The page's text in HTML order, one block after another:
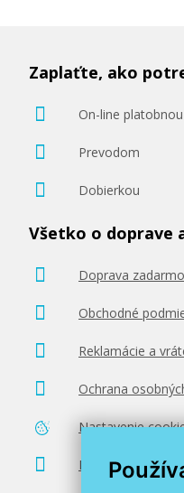
Zaplaťte, ako
On-line
Prevodom
Dobierkou
Všetko o doprave
Doprava
Obchodné
Reklamácie a
Ochrana
Nastavenie
Poradenstvo